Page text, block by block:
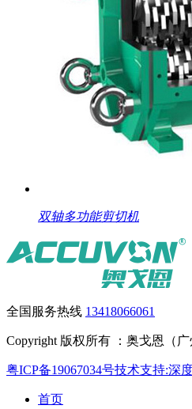
双轴多功能剪切机
全国服务热线 13418066061
Copyright 版权所有 ：奥戈恩（
粤ICP备19067034号技术支持:深
首页